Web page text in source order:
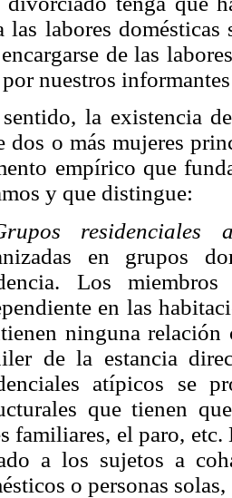
las labores
de las
por nuestros
la existencia
dos o más mujeres
empírico que
y que distingue:
residenciales
en grupos
Los
en las
ninguna relación
de la estancia
atípicos se
que tienen
familiares, el paro,
a los sujetos a
o personas